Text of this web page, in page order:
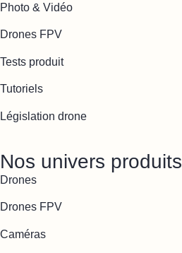
Photo & Vidéo
Drones FPV
Tests produit
Tutoriels
Législation drone
Nos univers produits
Drones
Drones FPV
Caméras